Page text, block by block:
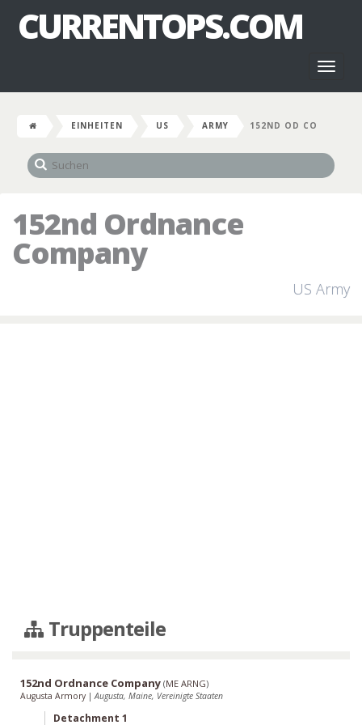
CURRENTOPS.COM
EINHEITEN US ARMY 152ND OD CO
152nd Ordnance
Company
US Army
Truppenteile
152nd Ordnance Company (ME ARNG)
Augusta Armory |Augusta, Maine, Vereinigte Staaten
Detachment 1